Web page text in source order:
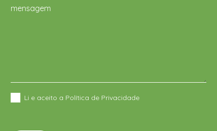
Li e aceito a Política de Privacidade